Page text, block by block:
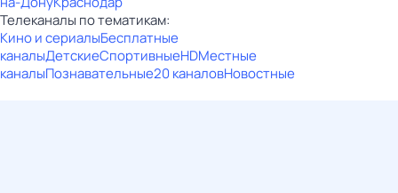
Телеканалы по тематикам:
Кино и сериалыБесплатные
каналыДетскиеСпортивныеHDМестные
каналыПознавательные20 каналовНовостные